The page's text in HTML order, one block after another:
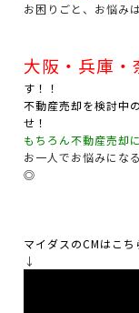
お困りごと、お悩み
大阪・兵庫・
す！！
不動産売却を検討中
せ！
もちろん不動産売却
お一人でお悩みにな
◎
マイダスのCMはこち
↓